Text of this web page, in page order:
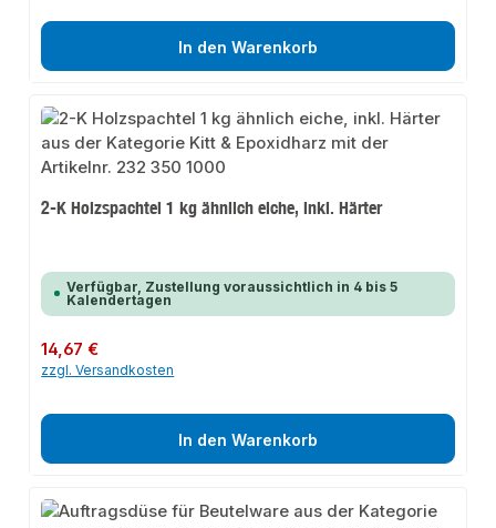
In den Warenkorb
2-K Holzspachtel 1 kg ähnlich eiche, inkl. Härter
Verfügbar, Zustellung voraussichtlich in 4 bis 5
Kalendertagen
Regulärer Preis:
14,67 €
zzgl. Versandkosten
In den Warenkorb